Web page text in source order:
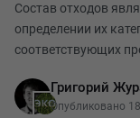
Состав отходов
определении их
соответствующих
методы ее изучения.
Григорий
Опубликовано